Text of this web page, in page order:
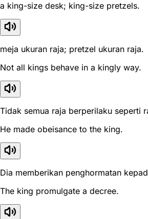
a king-size desk; king-size pretzels.
meja ukuran raja; pretzel ukuran raja.
Not all kings behave in a kingly way.
Tidak semua raja berperilaku seperti
He made obeisance to the king.
Dia memberikan penghormatan
The king promulgate a decree.